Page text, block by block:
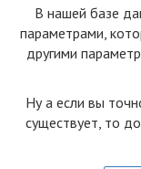
В нашей базе
параметрами,
другими
Ну а если вы
существует, то